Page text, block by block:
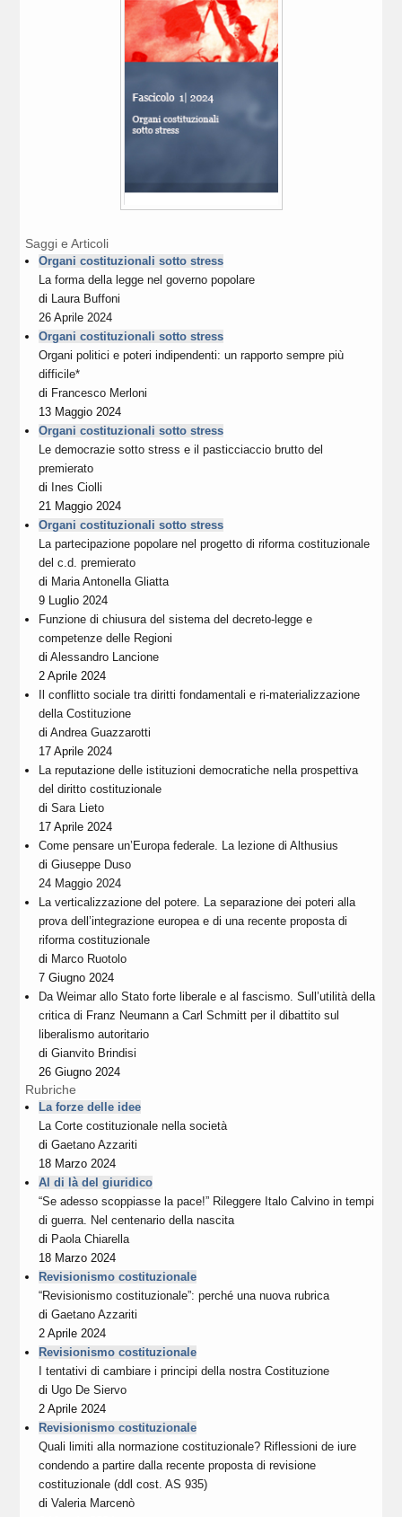
Saggi e Articoli
Organi costituzionali sotto stress
La forma della legge nel governo popolare
di Laura Buffoni
26 Aprile 2024
Organi costituzionali sotto stress
Organi politici e poteri indipendenti: un rapporto sempre più
difficile*
di Francesco Merloni
13 Maggio 2024
Organi costituzionali sotto stress
Le democrazie sotto stress e il pasticciaccio brutto del
premierato
di Ines Ciolli
21 Maggio 2024
Organi costituzionali sotto stress
La partecipazione popolare nel progetto di riforma costituzionale
del c.d. premierato
di Maria Antonella Gliatta
9 Luglio 2024
Funzione di chiusura del sistema del decreto-legge e
competenze delle Regioni
diAlessandro Lancione
2 Aprile 2024
Il conflitto sociale tra diritti fondamentali e ri-materializzazione
della Costituzione
diAndrea Guazzarotti
17 Aprile 2024
La reputazione delle istituzioni democratiche nella prospettiva
del diritto costituzionale
diSara Lieto
17 Aprile 2024
Come pensare un’Europa federale. La lezione di Althusius
diGiuseppe Duso
24 Maggio 2024
La verticalizzazione del potere. La separazione dei poteri alla
prova dell’integrazione europea e di una recente proposta di
riforma costituzionale
di Marco Ruotolo
7 Giugno 2024
Da Weimar allo Stato forte liberale e al fascismo. Sull’utilità della
critica di Franz Neumann a Carl Schmitt per il dibattito sul
liberalismo autoritario
diGianvito Brindisi
26 Giugno 2024
Rubriche
La forze delle idee
La Corte costituzionale nella società
diGaetano Azzariti
18 Marzo 2024
Al di là del giuridico
“Se adesso scoppiasse la pace!” Rileggere Italo Calvino in tempi
di guerra. Nel centenario della nascita
di Paola Chiarella
18 Marzo 2024
Revisionismo costituzionale
“Revisionismo costituzionale”: perché una nuova rubrica
diGaetano Azzariti
2 Aprile 2024
Revisionismo costituzionale
I tentativi di cambiare i principi della nostra Costituzione
di Ugo De Siervo
2 Aprile 2024
Revisionismo costituzionale
Quali limiti alla normazione costituzionale? Riflessioni de iure
condendo a partire dalla recente proposta di revisione
costituzionale (ddl cost. AS 935)
diValeria Marcenò